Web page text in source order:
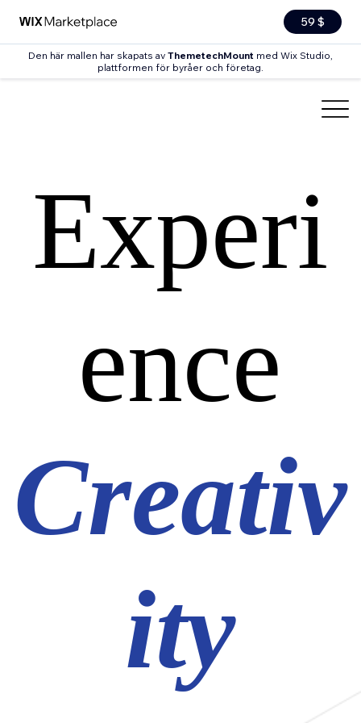
59 $
Den här mallen har skapats av ThemetechMount med Wix Studio,
plattformen för byråer och företag.